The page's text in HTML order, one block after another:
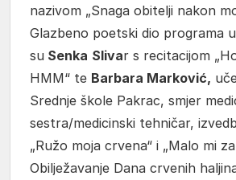
nazivom „Snaga obitelji nakon
Glazbeno poetski dio programa
su Senka Slivar s recitacijom
HMM“ te Barbara Marković,
Srednje škole Pakrac, smjer
sestra/medicinski tehničar,
„Ružo moja crvena“ i „Malo mi
Obilježavanje Dana crvenih